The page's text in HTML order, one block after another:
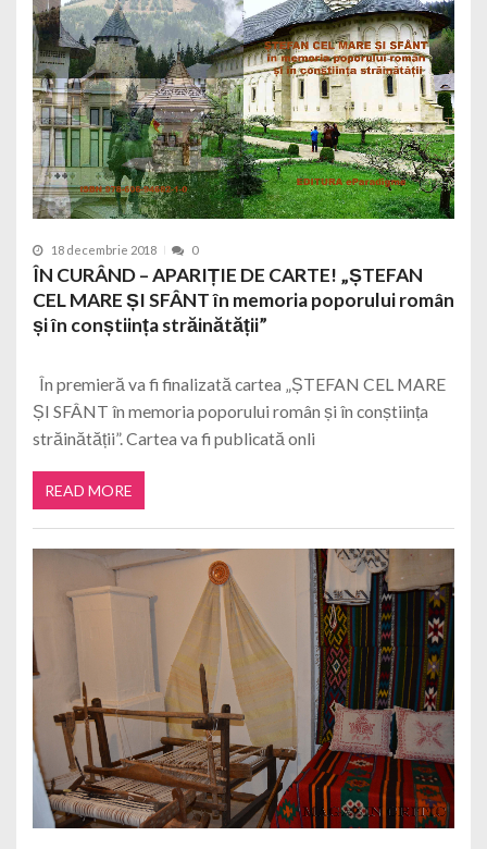
18 decembrie 2018 0
ÎN CURÂND – APARIȚIE DE CARTE! „ȘTEFAN
CEL MARE ȘI SFÂNT în memoria poporului român
și în conștiința străinătății”
În premieră va fi finalizată cartea „ȘTEFAN CEL MARE
ȘI SFÂNT în memoria poporului român și în conștiința
străinătății”. Cartea va fi publicată onli
READ MORE